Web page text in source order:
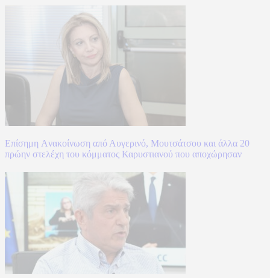
Επίσημη Aνακοίνωση από Αυγερινό, Μουτσάτσου και άλλα 20
πρώην στελέχη του κόμματος Καρυστιανού που αποχώρησαν